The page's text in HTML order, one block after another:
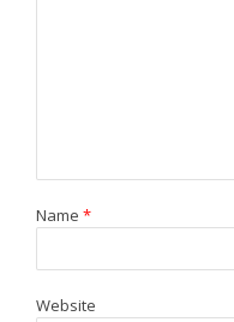
Name *
Website